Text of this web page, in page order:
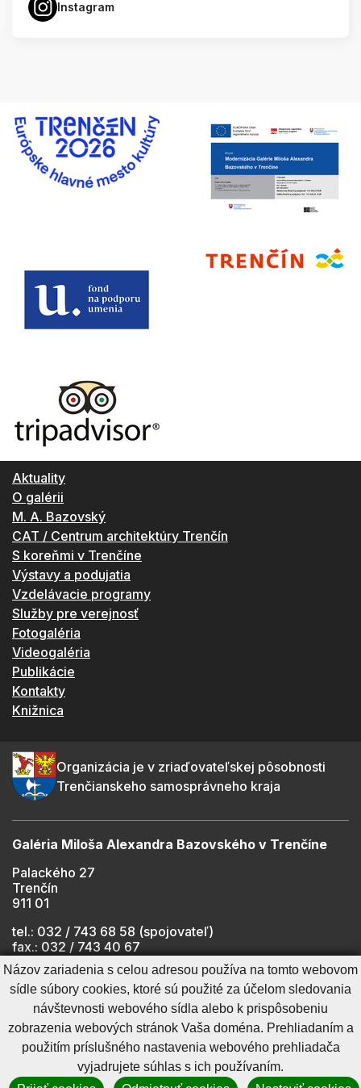
Instagram
Aktuality
O galérii
M. A. Bazovský
CAT / Centrum architektúry Trenčín
S koreňmi v Trenčíne
Výstavy a podujatia
Vzdelávacie programy
Služby pre verejnosť
Fotogaléria
Videogaléria
Publikácie
Kontakty
Knižnica
Organizácia je v zriaďovateľskej pôsobnosti
Trenčianskeho samosprávneho kraja
Galéria Miloša Alexandra Bazovského v Trenčíne
Palackého 27
Trenčín
911 01
tel.: 032 / 743 68 58 (spojovateľ)
fax.: 032 / 743 40 67
e-mail:
info@gmab.sk
Cookies nastavenie
Ochrana osobných údajov
Cookies - viac informácií
Vyhlásenie o prístupnosti
Technický prevádzkovateľ
Správca obsahu
GenerujeCMS BUXUS
Názov zariadenia s celou adresou používa na tomto webovom
sídle súbory cookies, ktoré sú použité za účelom sledovania
návštevnosti webového sídla alebo k prispôsobeniu
zobrazenia webových stránok Vaša doména. Prehliadaním a
použitím príslušného nastavenia webového prehliadača
vyjadrujete súhlas s ich používaním.